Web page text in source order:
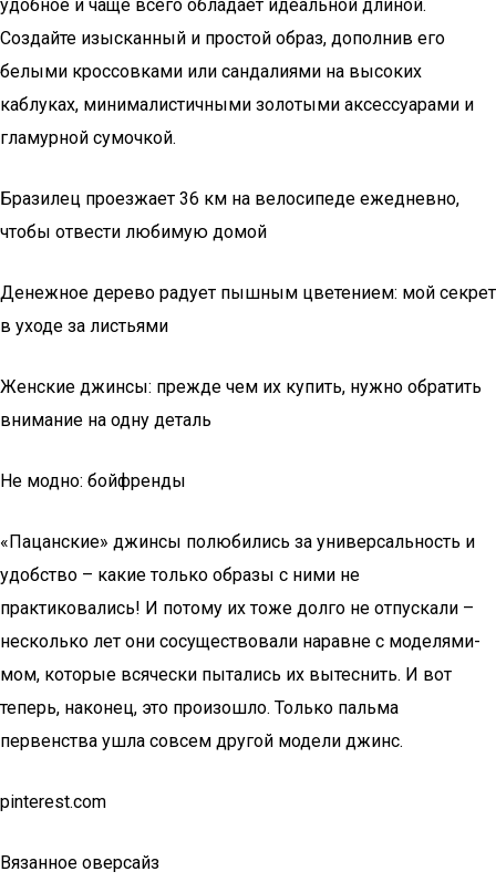
удобное и чаще всего обладает идеальной длиной.
Создайте изысканный и простой образ, дополнив его
белыми кроссовками или сандалиями на высоких
каблуках, минималистичными золотыми аксессуарами и
гламурной сумочкой.
Бразилец проезжает 36 км на велосипеде ежедневно,
чтобы отвести любимую домой
Денежное дерево радует пышным цветением: мой секрет
в уходе за листьями
Женские джинсы: прежде чем их купить, нужно обратить
внимание на одну деталь
Не модно: бойфренды
«Пацанские» джинсы полюбились за универсальность и
удобство – какие только образы с ними не
практиковались! И потому их тоже долго не отпускали –
несколько лет они сосуществовали наравне с моделями-
мом, которые всячески пытались их вытеснить. И вот
теперь, наконец, это произошло. Только пальма
первенства ушла совсем другой модели джинс.
pinterest.com
Вязанное оверсайз